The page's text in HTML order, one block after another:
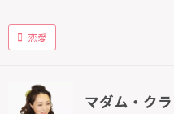
恋愛
マダム・ク